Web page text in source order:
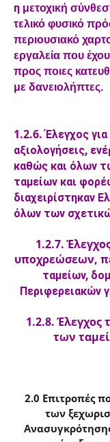
η μετοχική
τελικό φυσικό
περιουσιακό
εργαλεία που
προς ποιες
με δανειολήπτες.
1.2.6.Έλεγχος
αξιολογήσεις,
καθώς και όλων
ταμείων και
διαχειρίστηκαν
όλων των
1.2.7.
υποχρεώσεων,
ταμείων,
Περιφερειακών
1.2.8. Έλεγχος
των
2.0 Επιτροπές
των